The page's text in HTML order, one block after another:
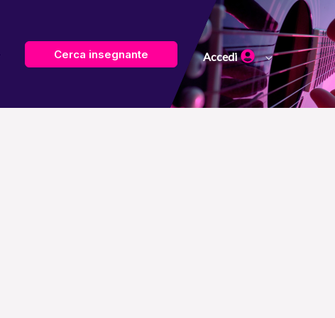
Cerca insegnante Accedi